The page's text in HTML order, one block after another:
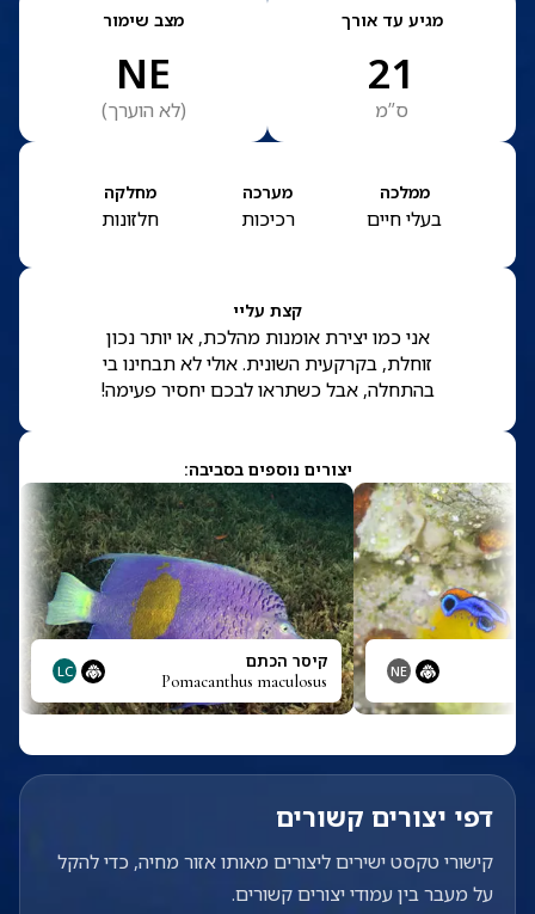
מגיע עד אורך
21
ס”מ
מצב שימור
NE
(לא הוערך)
ממלכה
בעלי חיים
מערכה
רכיכות
מחלקה
חלזונות
קצת עליי
אני כמו יצירת אומנות מהלכת, או יותר נכון
זוחלת, בקרקעית השונית. אולי לא תבחינו בי
בהתחלה, אבל כשתראו לבכם יחסיר פעימה!
יצורים נוספים בסביבה:
NE קיסר הכתם
Pomacanthus maculosus
LC
דפי יצורים קשורים
קישורי טקסט ישירים ליצורים מאותו אזור מחיה, כדי להקל
על מעבר בין עמודי יצורים קשורים.